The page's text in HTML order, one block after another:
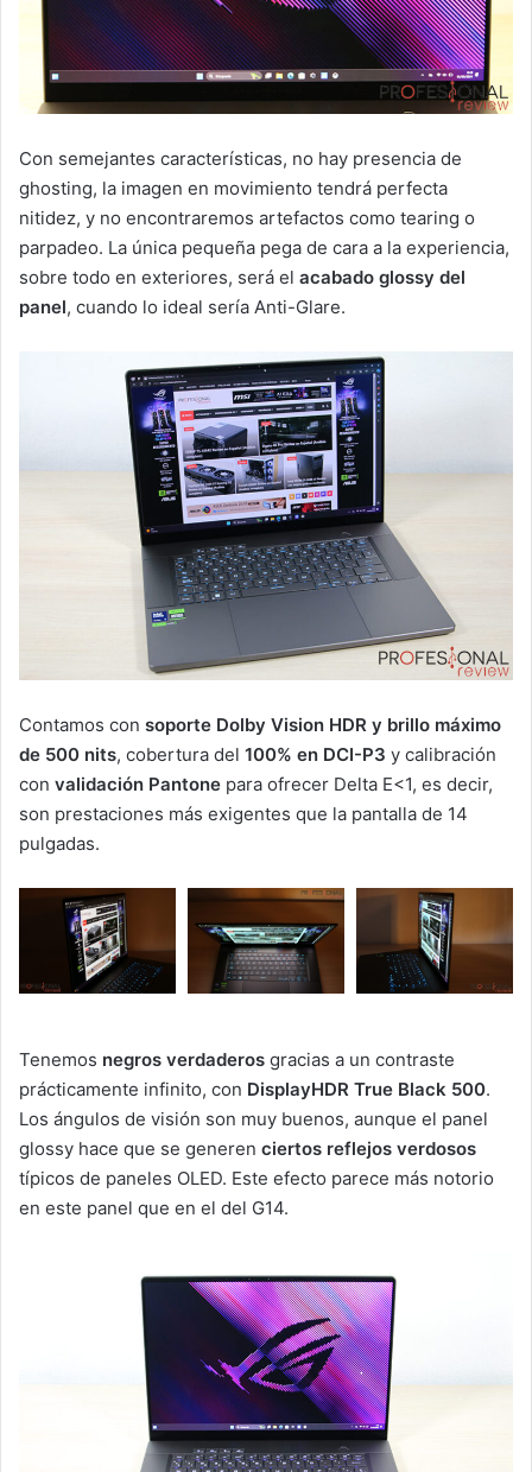
Con semejantes características, no hay presencia de
ghosting, la imagen en movimiento tendrá perfecta
nitidez, y no encontraremos artefactos como tearing o
parpadeo. La única pequeña pega de cara a la experiencia,
sobre todo en exteriores, será el acabado glossy del
panel, cuando lo ideal sería Anti-Glare.
Contamos con soporte Dolby Vision HDR y brillo máximo
de 500 nits, cobertura del 100% en DCI-P3 y calibración
con validación Pantone para ofrecer Delta E<1, es decir,
son prestaciones más exigentes que la pantalla de 14
pulgadas.
Tenemos negros verdaderos gracias a un contraste
prácticamente infinito, con DisplayHDR True Black 500.
Los ángulos de visión son muy buenos, aunque el panel
glossy hace que se generen ciertos reflejos verdosos
típicos de paneles OLED. Este efecto parece más notorio
en este panel que en el del G14.